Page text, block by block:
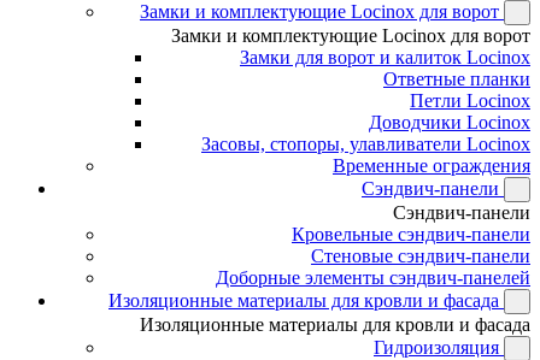
Замки и комплектующие Locinox для ворот
Замки и комплектующие Locinox для ворот
Замки для ворот и калиток Locinox
Ответные планки
Петли Locinox
Доводчики Locinox
Засовы, стопоры, улавливатели Locinox
Временные ограждения
Сэндвич-панели
Сэндвич-панели
Кровельные сэндвич-панели
Стеновые сэндвич-панели
Доборные элементы сэндвич-панелей
Изоляционные материалы для кровли и фасада
Изоляционные материалы для кровли и фасада
Гидроизоляция